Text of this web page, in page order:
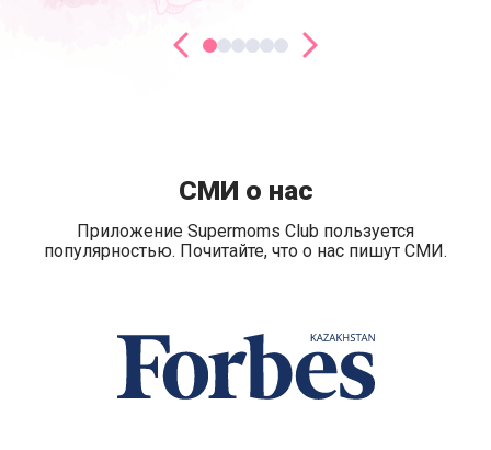
СМИ о нас
Приложение Supermoms Club пользуется
популярностью. Почитайте, что о нас пишут СМИ.